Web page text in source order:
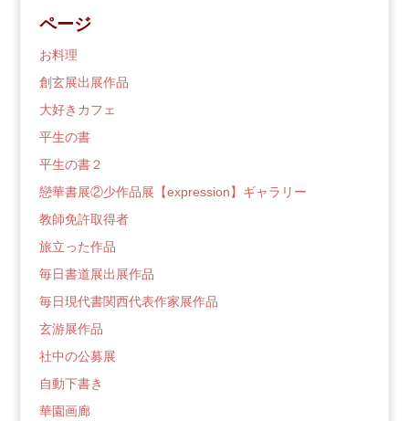
ロ
グ
ページ
お料理
創玄展出展作品
大好きカフェ
平生の書
平生の書２
戀華書展②少作品展【expression】ギャラリー
教師免許取得者
旅立った作品
毎日書道展出展作品
毎日現代書関西代表作家展作品
玄游展作品
社中の公募展
自動下書き
華園画廊